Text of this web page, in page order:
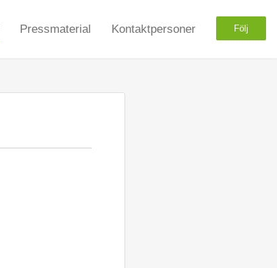
Pressmaterial Kontaktpersoner Följ